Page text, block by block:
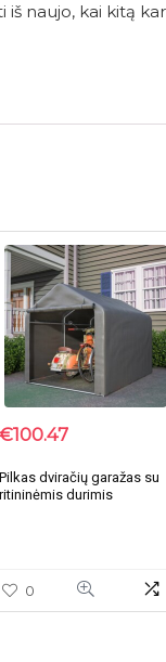
naujo, kai kitą
€100.47
Pilkas dviračių garažas su
ritininėmis durimis
0